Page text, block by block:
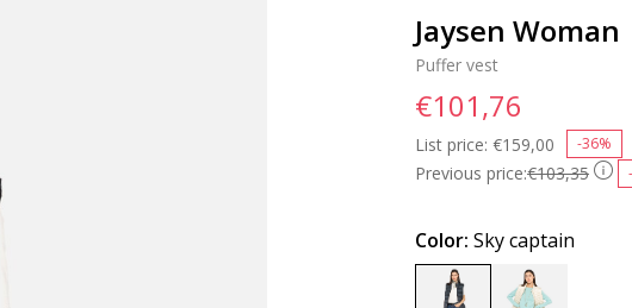
Jaysen Woman
Puffer vest
Previous price:€103,35
List price: Price reduced from
€159,00 -36%
€101,76
Color: Sky captain